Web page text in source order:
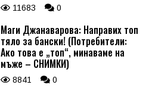
11683 0
Маги Джанаварова: Направих топ
тяло за бански! (Потребители:
Ако това е „топ“, минаваме на
мъже – СНИМКИ)
8841 0